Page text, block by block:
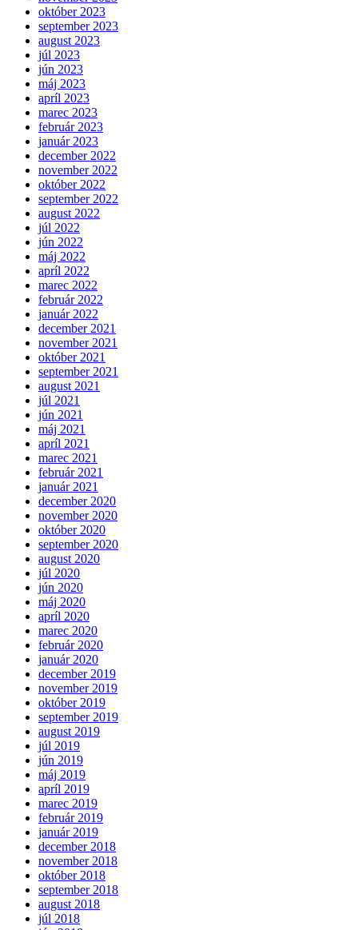
október 2023
september 2023
august 2023
júl 2023
jún 2023
máj 2023
apríl 2023
marec 2023
február 2023
január 2023
december 2022
november 2022
október 2022
september 2022
august 2022
júl 2022
jún 2022
máj 2022
apríl 2022
marec 2022
február 2022
január 2022
december 2021
november 2021
október 2021
september 2021
august 2021
júl 2021
jún 2021
máj 2021
apríl 2021
marec 2021
február 2021
január 2021
december 2020
november 2020
október 2020
september 2020
august 2020
júl 2020
jún 2020
máj 2020
apríl 2020
marec 2020
február 2020
január 2020
december 2019
november 2019
október 2019
september 2019
august 2019
júl 2019
jún 2019
máj 2019
apríl 2019
marec 2019
február 2019
január 2019
december 2018
november 2018
október 2018
september 2018
august 2018
júl 2018